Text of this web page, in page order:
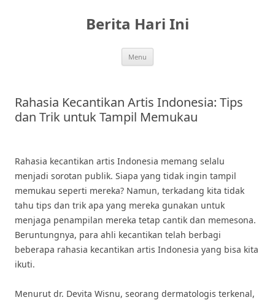
Berita Hari Ini
Menu
Rahasia Kecantikan Artis Indonesia: Tips
dan Trik untuk Tampil Memukau
Rahasia kecantikan artis Indonesia memang selalu
menjadi sorotan publik. Siapa yang tidak ingin tampil
memukau seperti mereka? Namun, terkadang kita tidak
tahu tips dan trik apa yang mereka gunakan untuk
menjaga penampilan mereka tetap cantik dan memesona.
Beruntungnya, para ahli kecantikan telah berbagi
beberapa rahasia kecantikan artis Indonesia yang bisa kita
ikuti.
Menurut dr. Devita Wisnu, seorang dermatologis terkenal,